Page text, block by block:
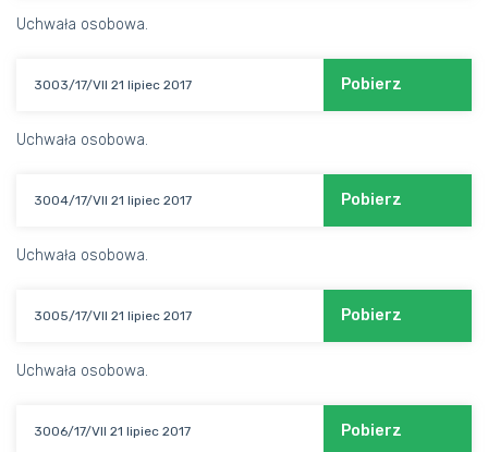
OGŁOSZENIA
Uchwała osobowa.
3003/17/VII 21 lipiec 2017 Pobierz
Uchwała osobowa.
3004/17/VII 21 lipiec 2017 Pobierz
Uchwała osobowa.
3005/17/VII 21 lipiec 2017 Pobierz
Uchwała osobowa.
3006/17/VII 21 lipiec 2017 Pobierz